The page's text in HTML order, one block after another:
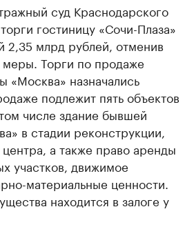
суд Краснодарского
гостиницу «Сочи-Плаза»
2,35 млрд рублей, отменив
Торги по продаже
«Москва» назначались
подлежит пять объектов
числе здание бывшей
в стадии реконструкции,
а также право аренды
участков, движимое
материальные ценности.
находится в залоге у